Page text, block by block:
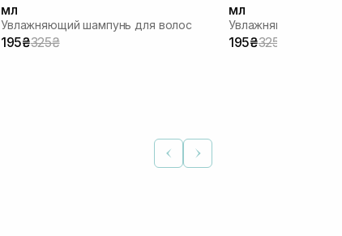
мл
Увлажняющий шампунь для волос
195₴325₴
мл
Увлажняющий
195₴325₴